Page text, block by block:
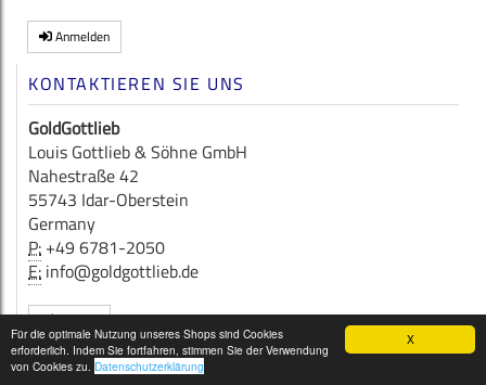
X
Für die optimale Nutzung unseres Shops sind Cookies
erforderlich. Indem Sie fortfahren, stimmen Sie der Verwendung
von Cookies zu. Datenschutzerklärung
Anmelden
KONTAKTIEREN SIE UNS
GoldGottlieb
Louis Gottlieb & Söhne GmbH
Nahestraße 42
55743 Idar-Oberstein
Germany
P: +49 6781-2050
E: info@goldgottlieb.de
Kontakt
Copyright © 2026 GoldGottlieb